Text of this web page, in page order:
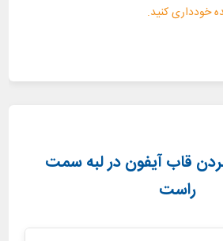
خودداری کنید.
باز کردن قاب آیفون در لبه سمت
راست